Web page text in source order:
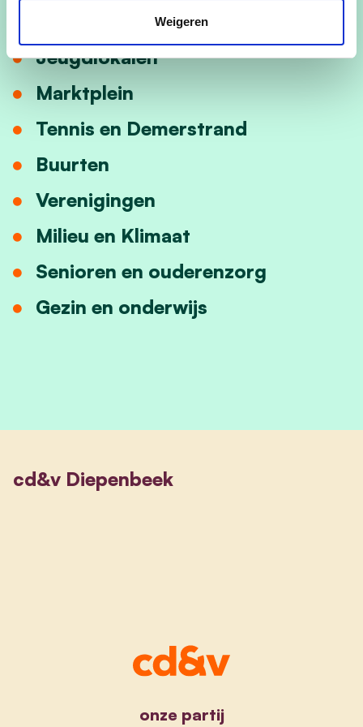
Weigeren
Een breed onthaal voor iedereen
Jeugdlokalen
Marktplein
Tennis en Demerstrand
Buurten
Verenigingen
Milieu en Klimaat
Senioren en ouderenzorg
Gezin en onderwijs
cd&v Diepenbeek
onze partij